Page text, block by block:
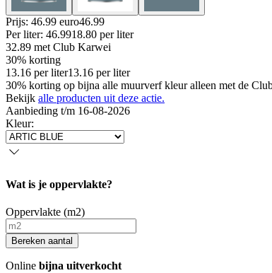
Prijs: 46.99 euro46.99
Per liter: 46.9918.80 per liter
32.89 met Club Karwei
30% korting
13.16 per liter13.16 per liter
30% korting op bijna alle muurverf kleur alleen met de
Bekijk alle producten uit deze actie.
Aanbieding t/m 16-08-2026
Kleur:
Wat is je oppervlakte?
Oppervlakte (m2)
Bereken aantal
Online bijna uitverkocht